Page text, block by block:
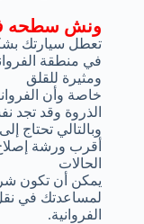
ونش سطحه
تعطل سيارتك
في منطقة
ومثيرة للقلق
خاصة وأن
الذروة وقد تجد
وبالتالي تحتاج
أقرب ورشة
الحالات
يمكن أن تكون
لمساعدتك في
الفروانية.